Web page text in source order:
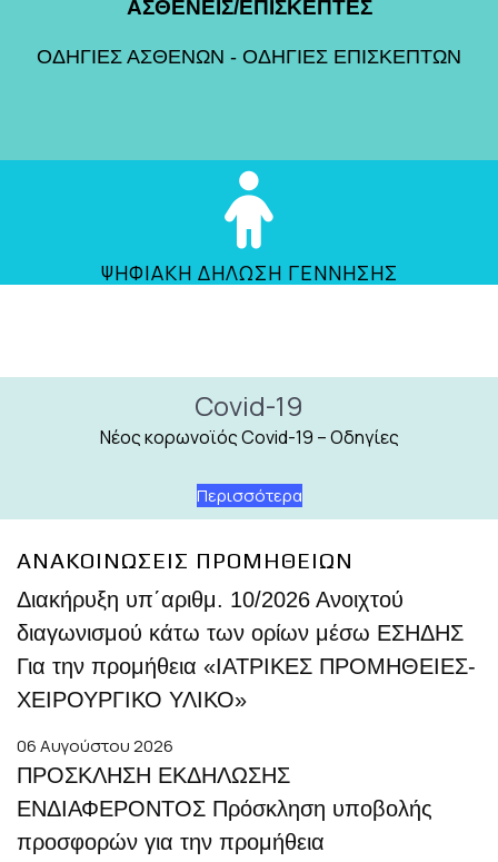
ΑΣΘΕΝΕΙΣ/ΕΠΙΣΚΕΠΤΕΣ
ΟΔΗΓΙΕΣ ΑΣΘΕΝΩΝ - ΟΔΗΓΙΕΣ ΕΠΙΣΚΕΠΤΩΝ
ΨΗΦΙΑΚΗ ΔΗΛΩΣΗ ΓΕΝΝΗΣΗΣ
Covid-19
Νέος κορωνοϊός Covid-19 – Οδηγίες
Περισσότερα
ΑΝΑΚΟΙΝΩΣΕΙΣ ΠΡΟΜΗΘΕΙΩΝ
Διακήρυξη υπ΄αριθμ. 10/2026 Ανοιχτού
διαγωνισμού κάτω των ορίων μέσω ΕΣΗΔΗΣ
Για την προμήθεια «ΙΑΤΡΙΚΕΣ ΠΡΟΜΗΘΕΙΕΣ-
ΧΕΙΡΟΥΡΓΙΚΟ ΥΛΙΚΟ»
06 Αυγούστου 2026
ΠΡΟΣΚΛΗΣΗ ΕΚΔΗΛΩΣΗΣ
ΕΝΔΙΑΦΕΡΟΝΤΟΣ Πρόσκληση υποβολής
προσφορών για την προμήθεια